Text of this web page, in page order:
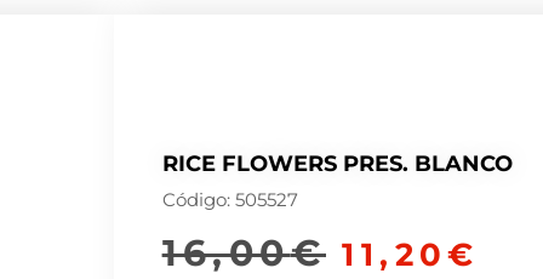
RICE FLOWERS PRES. BLANCO
Código: 505527
16,00€ 11,20€